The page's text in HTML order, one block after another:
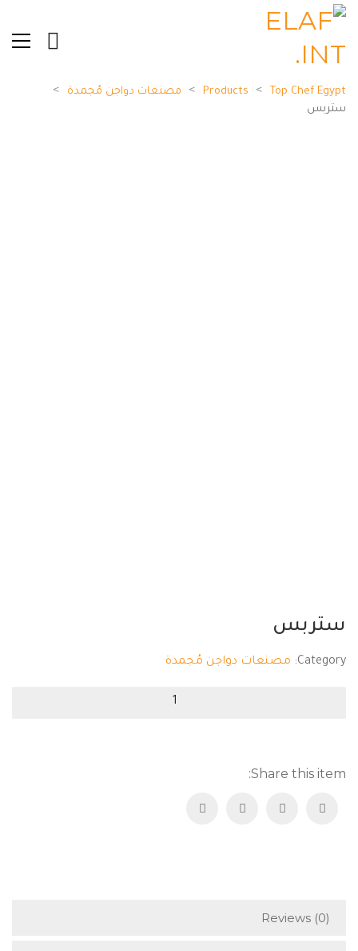
Top Chef Egypt
>
Products
> مصنعات دواجن مُجمدة >
ستربس
ستربس
Category: مصنعات دواجن مُجمدة
Share this item:
Reviews (0)